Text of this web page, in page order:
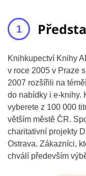
Knihkupectví Knihy
v roce 2005 v Praze
2007 rozšířili na
do nabídky i e-knihy.
vyberete z 100 000
větším městě ČR.
charitativní projekty
Ostrava. Zákazníci,
chválí především